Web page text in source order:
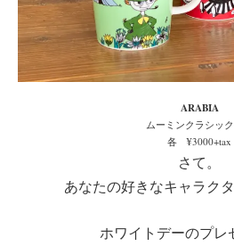
ARABIA
ムーミンクラシッ
各 ¥3000+tax
さて。
あなたの好きなキャラク
ホワイトデーのプ